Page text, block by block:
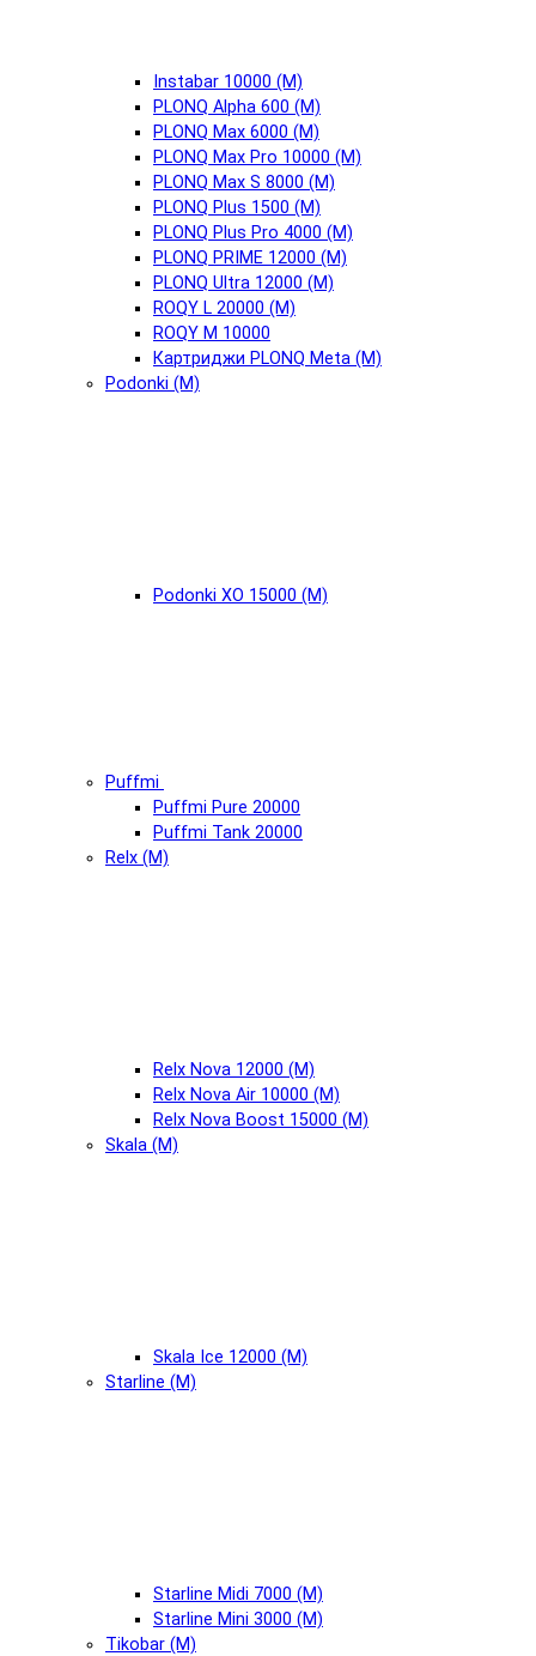
Instabar 10000 (М)
PLONQ Alpha 600 (М)
PLONQ Max 6000 (М)
PLONQ Max Pro 10000 (М)
PLONQ Max S 8000 (М)
PLONQ Plus 1500 (М)
PLONQ Plus Pro 4000 (М)
PLONQ PRIME 12000 (М)
PLONQ Ultra 12000 (М)
ROQY L 20000 (М)
ROQY M 10000
Картриджи PLONQ Meta (М)
Podonki (М)
Podonki XO 15000 (М)
Puffmi
Puffmi Pure 20000
Puffmi Tank 20000
Relx (М)
Relx Nova 12000 (М)
Relx Nova Air 10000 (М)
Relx Nova Boost 15000 (М)
Skala (М)
Skala Ice 12000 (М)
Starline (М)
Starline Midi 7000 (М)
Starline Mini 3000 (М)
Tikobar (М)